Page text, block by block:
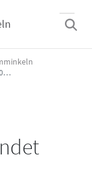
über
LIONS Club Hamminkeln spendet über 45.000,- €